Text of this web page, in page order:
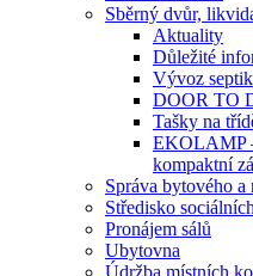
Sběrný dvůr,
Aktuality
Důležité
Vývoz
DOOR TO
Tašky na
EKOLAMP
kompaktní
Správa bytového
Středisko
Pronájem sálů
Ubytovna
Údržba místních